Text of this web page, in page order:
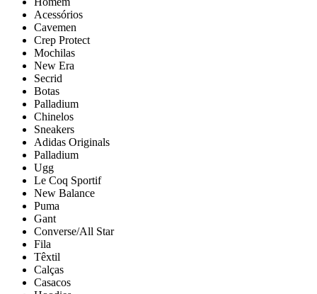
Acessórios
Cavemen
Crep Protect
Mochilas
New Era
Secrid
Botas
Palladium
Chinelos
Sneakers
Adidas Originals
Palladium
Ugg
Le Coq Sportif
New Balance
Puma
Gant
Converse/All Star
Fila
Têxtil
Calças
Casacos